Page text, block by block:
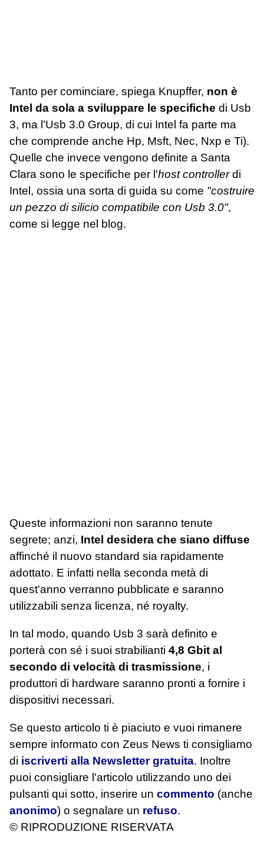
Tanto per cominciare, spiega Knupffer, non è
Intel da sola a sviluppare le specifiche di Usb
3, ma l'Usb 3.0 Group, di cui Intel fa parte ma
che comprende anche Hp, Msft, Nec, Nxp e Ti).
Quelle che invece vengono definite a Santa
Clara sono le specifiche per l'host controllerdi
Intel, ossia una sorta di guida su come "costruire
un pezzo di silicio compatibile con Usb 3.0",
come si legge nel blog.
Queste informazioni non saranno tenute
segrete; anzi, Intel desidera che siano diffuse
affinché il nuovo standard sia rapidamente
adottato. E infatti nella seconda metà di
quest'anno verranno pubblicate e saranno
utilizzabili senza licenza, né royalty.
In tal modo, quando Usb 3 sarà definito e
porterà con sé i suoi strabilianti 4,8 Gbit al
secondo di velocità di trasmissione, i
produttori di hardware saranno pronti a fornire i
dispositivi necessari.
Se questo articolo ti è piaciuto e vuoi rimanere
sempre informato con Zeus News ti consigliamo
di iscriverti alla Newsletter gratuita. Inoltre
puoi consigliare l'articolo utilizzando uno dei
pulsanti qui sotto, inserire un commento (anche
anonimo) o segnalare un refuso.
© RIPRODUZIONE RISERVATA